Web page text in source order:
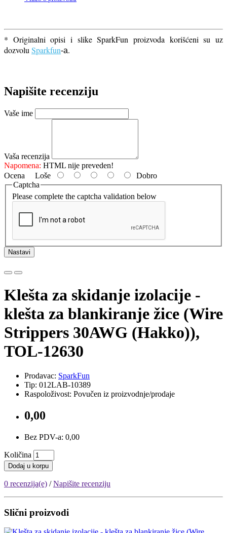
* Originalni opisi i slike SparkFun proizvoda korišćeni su uz
dozvolu Sparkfun-a.
Napišite recenziju
Vaše ime
Vaša recenzija
Napomena: HTML nije preveden!
Ocena Loše
Dobro
Captcha
Please complete the captcha validation below
Nastavi
Klešta za skidanje izolacije -
klešta za blankiranje žice (Wire
Strippers 30AWG (Hakko)),
TOL-12630
Prodavac: SparkFun
Tip: 012LAB-10389
Raspoloživost: Povučen iz proizvodnje/prodaje
0,00
Bez PDV-a: 0,00
Količina
Dodaj u korpu
0 recenzija(e) /Napišite recenziju
Slični proizvodi